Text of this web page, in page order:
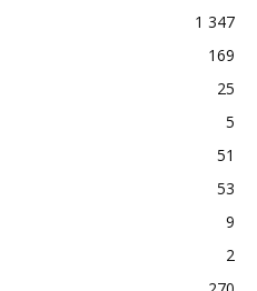
1 347
169
25
5
51
53
9
2